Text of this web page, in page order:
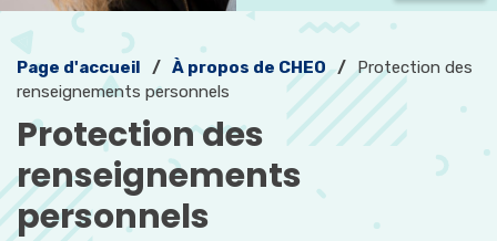
Page d'accueil À propos de CHEO
Protection des
renseignements personnels
Protection des
renseignements
personnels